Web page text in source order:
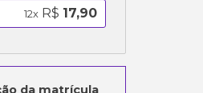
12xR$ 17,90
da matrícula